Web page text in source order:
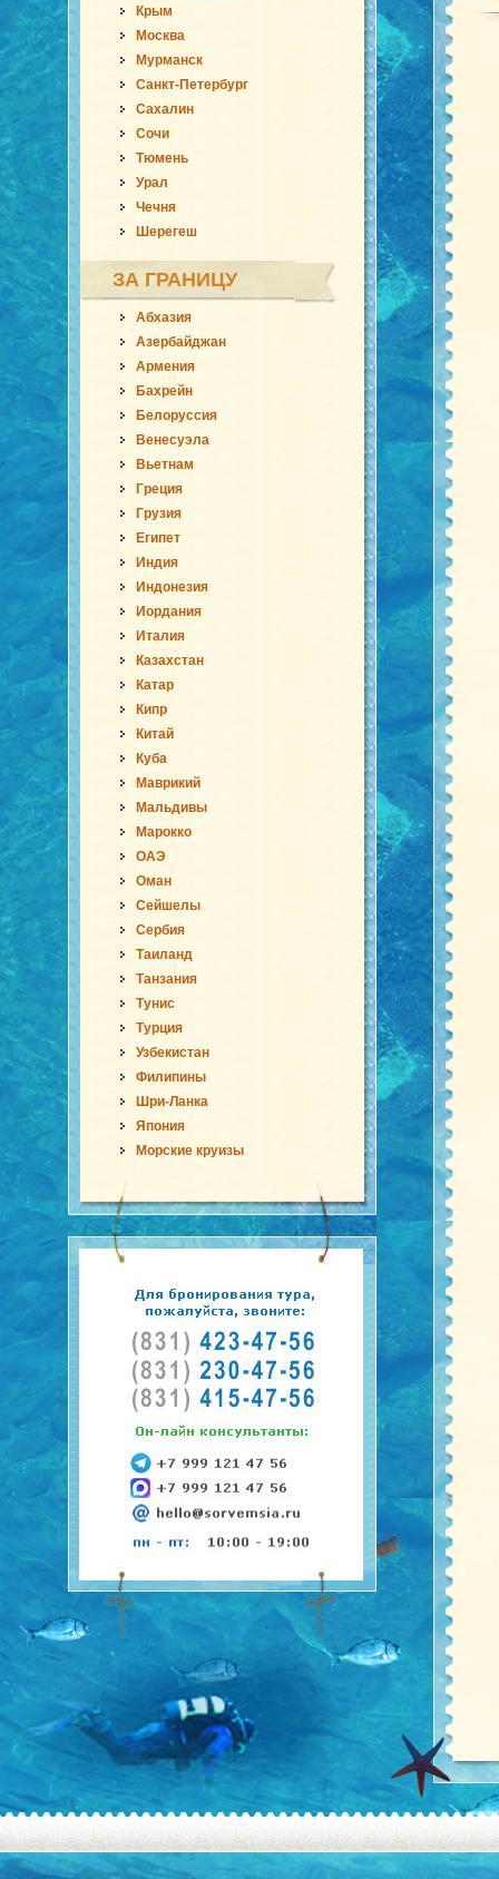
Крым
Москва
Мурманск
Санкт-Петербург
Сахалин
Сочи
Тюмень
Урал
Чечня
Шерегеш
ЗА ГРАНИЦУ
Абхазия
Азербайджан
Армения
Бахрейн
Белоруссия
Венесуэла
Вьетнам
Греция
Грузия
Египет
Индия
Индонезия
Иордания
Италия
Казахстан
Катар
Кипр
Китай
Куба
Маврикий
Мальдивы
Марокко
ОАЭ
Оман
Сейшелы
Сербия
Таиланд
Танзания
Тунис
Турция
Узбекистан
Филипины
Шри-Ланка
Япония
Морские круизы